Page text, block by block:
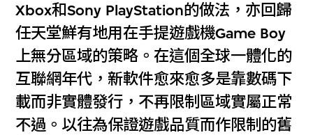
Xbox和Sony PlayStation的做法，亦回歸
任天堂鮮有地用在手提遊戲機Game Boy
上無分區域的策略。在這個全球一體化的
互聯網年代，新軟件愈來愈多是靠數碼下
載而非實體發行，不再限制區域實屬正常
不過。以往為保證遊戲品質而作限制的舊